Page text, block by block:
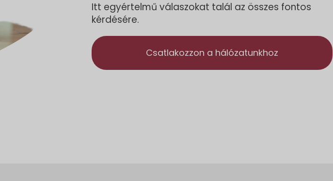
Itt egyértelmű válaszokat talál az összes fontos
kérdésére.
Csatlakozzon a hálózatunkhoz